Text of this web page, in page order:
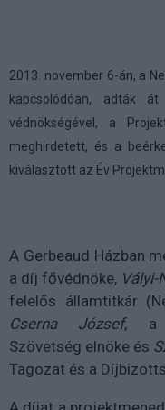
2013. november 6-án, a
kapcsolódóan, adták
védnökségével, a
meghirdetett, és a
kiválasztott az Év
A Gerbeaud Házban
a díj fővédnöke, Vályi-
felelős államtitkár
Cserna József, a
Szövetség elnöke és
Tagozat és a